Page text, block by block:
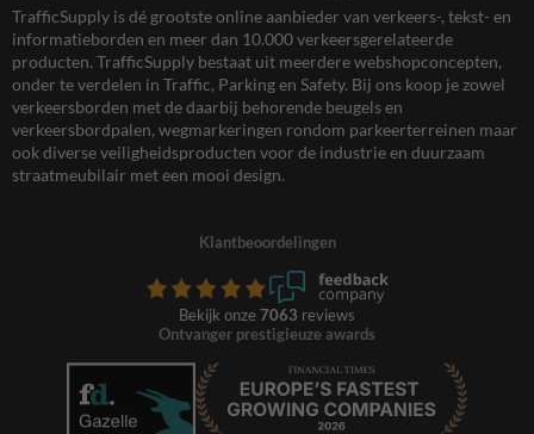
TrafficSupply is dé grootste online aanbieder van verkeers-, tekst- en
informatieborden en meer dan 10.000 verkeersgerelateerde
producten. TrafficSupply bestaat uit meerdere webshopconcepten,
onder te verdelen in Traffic, Parking en Safety. Bij ons koop je zowel
verkeersborden met de daarbij behorende beugels en
verkeersbordpalen, wegmarkeringen rondom parkeerterreinen maar
ook diverse veiligheidsproducten voor de industrie en duurzaam
straatmeubilair met een mooi design.
Klantbeoordelingen
Bekijk onze 7063 reviews
Ontvanger prestigieuze awards